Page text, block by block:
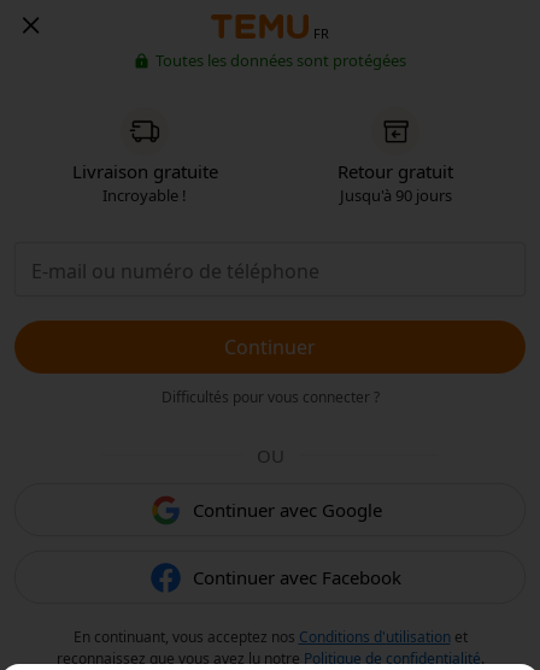
FR
Toutes les données sont protégées
Livraison gratuite
Incroyable !
Retour gratuit
Jusqu'à 90 jours
Continuer
Difficultés pour vous connecter ?
OU
Continuer avec Google
Continuer avec Facebook
En continuant, vous acceptez nos Conditions d'utilisation et
reconnaissez que vous avez lu notre Politique de confidentialité.